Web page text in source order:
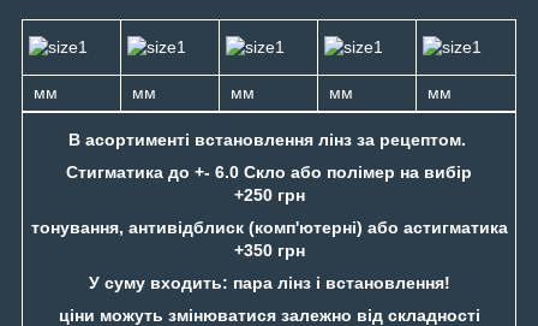
мм мм мм мм мм
В асортименті встановлення лінз за рецептом.
Стигматика до +- 6.0 Скло або полімер на вибір
+250 грн
тонування, антивідблиск (комп'ютерні) або астигматика
+350 грн
У суму входить: пара лінз і встановлення!
ціни можуть змінюватися залежно від складності